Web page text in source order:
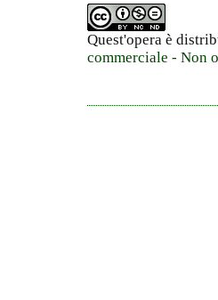
Quest'opera è
commerciale - Non